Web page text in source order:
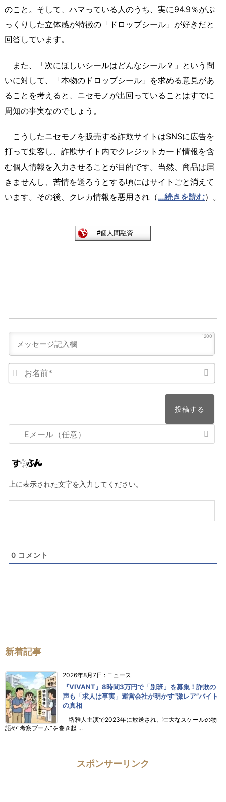
のこと。そして、ハマっている人のうち、実に94.9％がぷ
っくりした立体感が特徴の「ドロップシール」が好きだと
回答しています。
また、「次にほしいシールはどんなシール？」という問
いに対して、「本物のドロップシール」を求める意見があ
ることを考えると、ニセモノが出回っていることはすでに
周知の事実なのでしょう。
こうしたニセモノを販売する詐欺サイトはSNSに広告を
打って集客し、詐欺サイト内でクレジットカード情報を含
む個人情報を入力させることが目的です。当然、商品は届
きませんし、苦情を送ろうとする頃にはサイトごと消えて
います。その後、クレカ情報を悪用され（…続きを読む）。
1200
メ
ー
ル
意）
上に表示された文字を入力してください。
0 コメント
新着記事
2026年8月7日 : ニュース
『VIVANT』8時間3万円で「別班」を募集！詐欺の
声も「求人は事実」運営会社が明かす“激レア”バイト
の真相
堺雅人主演で2023年に放送され、壮大なスケールの物
語や“考察ブーム”を巻き起 ...
スポンサーリンク